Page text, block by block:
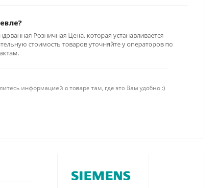
Розничная Цена, которая устанавливается
стоимость товаров уточняйте у операторов по
информацией о товаре там, где это Вам удобно :)